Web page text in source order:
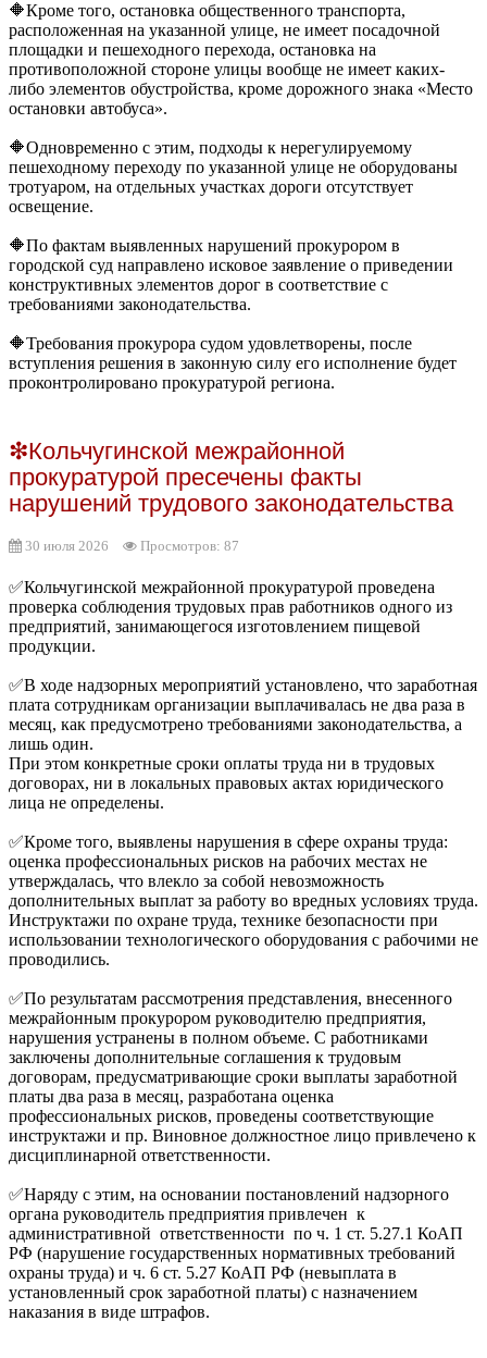
🔶Кроме того, остановка общественного транспорта,
расположенная на указанной улице, не имеет посадочной
площадки и пешеходного перехода, остановка на
противоположной стороне улицы вообще не имеет каких-
либо элементов обустройства, кроме дорожного знака «Место
остановки автобуса».
🔶Одновременно с этим, подходы к нерегулируемому
пешеходному переходу по указанной улице не оборудованы
тротуаром, на отдельных участках дороги отсутствует
освещение.
🔶По фактам выявленных нарушений прокурором в
городской суд направлено исковое заявление о приведении
конструктивных элементов дорог в соответствие с
требованиями законодательства.
🔶Требования прокурора судом удовлетворены, после
вступления решения в законную силу его исполнение будет
проконтролировано прокуратурой региона.
❇Кольчугинской межрайонной
прокуратурой пресечены факты
нарушений трудового законодательства
30 июля 2026 Просмотров: 87
✅Кольчугинской межрайонной прокуратурой проведена
проверка соблюдения трудовых прав работников одного из
предприятий, занимающегося изготовлением пищевой
продукции.
✅В ходе надзорных мероприятий установлено, что заработная
плата сотрудникам организации выплачивалась не два раза в
месяц, как предусмотрено требованиями законодательства, а
лишь один.
При этом конкретные сроки оплаты труда ни в трудовых
договорах, ни в локальных правовых актах юридического
лица не определены.
✅Кроме того, выявлены нарушения в сфере охраны труда:
оценка профессиональных рисков на рабочих местах не
утверждалась, что влекло за собой невозможность
дополнительных выплат за работу во вредных условиях труда.
Инструктажи по охране труда, технике безопасности при
использовании технологического оборудования с рабочими не
проводились.
✅По результатам рассмотрения представления, внесенного
межрайонным прокурором руководителю предприятия,
нарушения устранены в полном объеме. С работниками
заключены дополнительные соглашения к трудовым
договорам, предусматривающие сроки выплаты заработной
платы два раза в месяц, разработана оценка
профессиональных рисков, проведены соответствующие
инструктажи и пр. Виновное должностное лицо привлечено к
дисциплинарной ответственности.
✅Наряду с этим, на основании постановлений надзорного
органа руководитель предприятия привлечен к
административной ответственности по ч. 1 ст. 5.27.1 КоАП
РФ (нарушение государственных нормативных требований
охраны труда) и ч. 6 ст. 5.27 КоАП РФ (невыплата в
установленный срок заработной платы) с назначением
наказания в виде штрафов.